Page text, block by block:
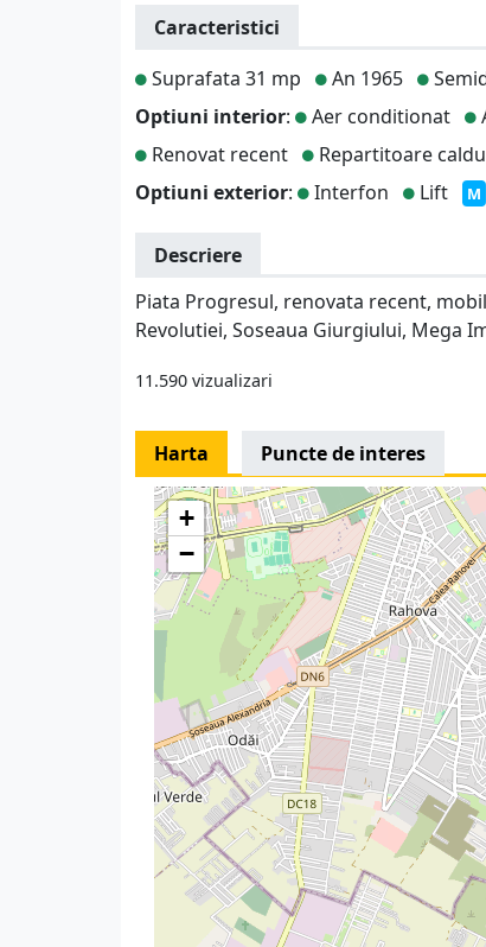
Caracteristici
Suprafata 31 mp
An 1965
Optiuni interior: Aer conditionat
Renovat recent
Repartitoare
Optiuni exterior: Interfon Lift M
Descriere
Piata Progresul, renovata recent,
Revolutiei, Soseaua Giurgiului, Mega
11.590 vizualizari
Harta Puncte de interes
+
−